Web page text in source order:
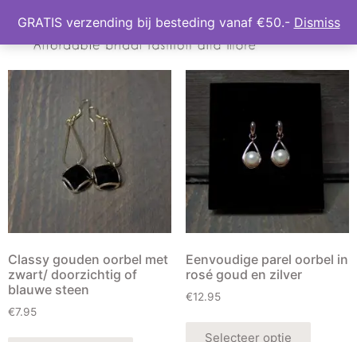
Classy gouden oorbel met
zwart/ doorzichtig of
blauwe steen
€7.95
Eenvoudige parel oorbel in
rosé goud en zilver
€12.95
Selecteer optie
GRATIS verzending bij besteding vanaf €50.- Dismiss